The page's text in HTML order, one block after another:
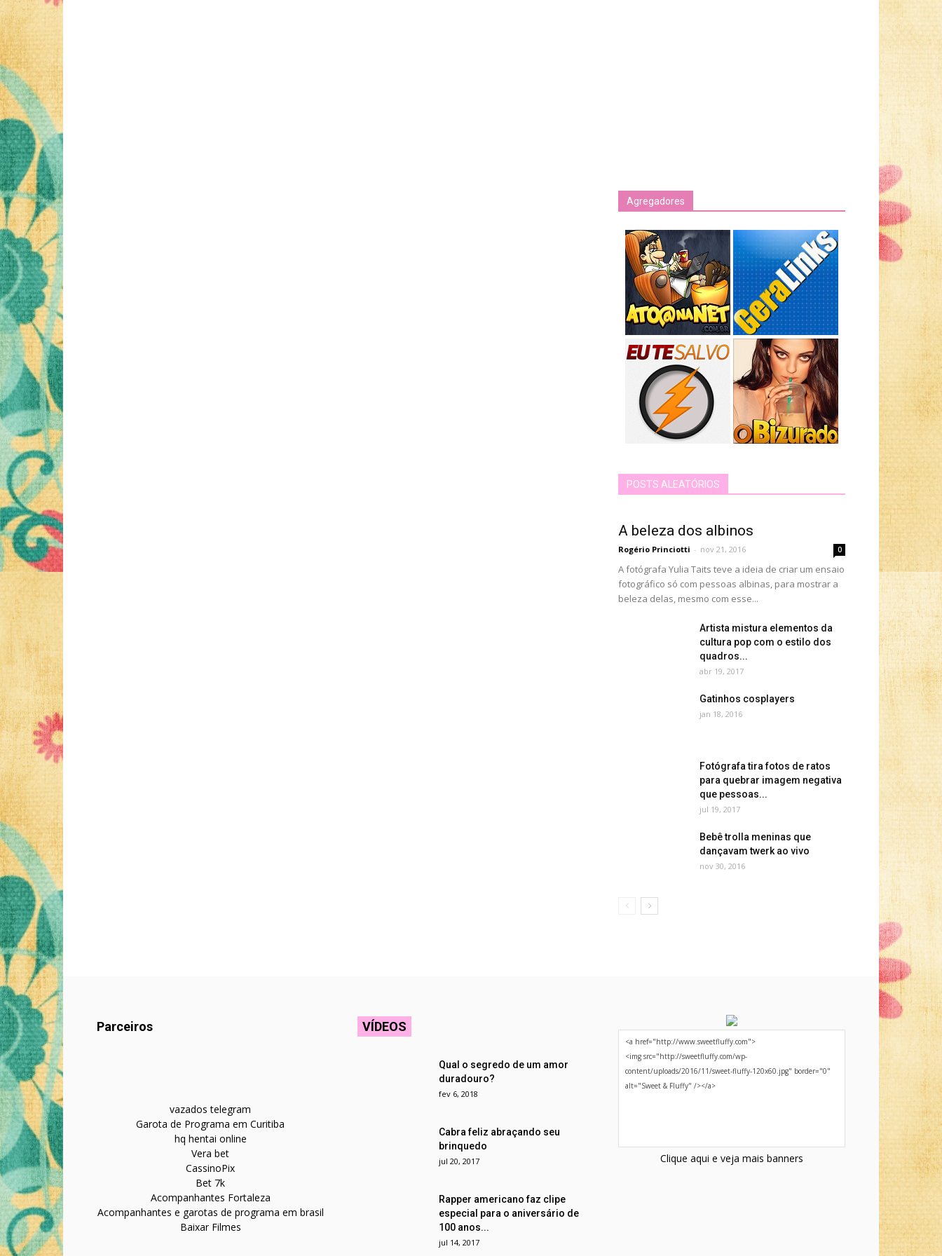
Agregadores
POSTS ALEATÓRIOS
A beleza dos albinos
Rogério Princiotti - nov 21, 2016 0
A fotógrafa Yulia Taits teve a ideia de criar um ensaio
fotográfico só com pessoas albinas, para mostrar a
beleza delas, mesmo com esse...
Artista mistura elementos da
cultura pop com o estilo dos
quadros...
abr 19, 2017
Gatinhos cosplayers
jan 18, 2016
Fotógrafa tira fotos de ratos
para quebrar imagem negativa
que pessoas...
jul 19, 2017
Bebê trolla meninas que
dançavam twerk ao vivo
nov 30, 2016
Parceiros
vazados telegram
Garota de Programa em Curitiba
hq hentai online
Vera bet
CassinoPix
Bet 7k
Acompanhantes Fortaleza
Acompanhantes e garotas de programa em brasil
Baixar Filmes
VÍDEOS
Qual o segredo de um amor
duradouro?
fev 6, 2018
Cabra feliz abraçando seu
brinquedo
jul 20, 2017
Rapper americano faz clipe
especial para o aniversário de
100 anos...
jul 14, 2017
Clique aqui e veja mais banners